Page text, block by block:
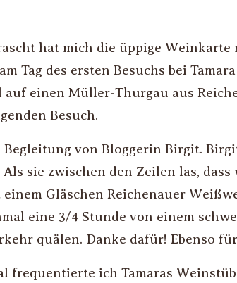
hat mich die üppige Weinkarte
Tag des ersten Besuchs bei
auf einen Müller-Thurgau aus
Besuch.
Begleitung von Bloggerin Birgit.
Als sie zwischen den Zeilen las,
Gläschen Reichenauer
eine 3/4 Stunde von einem
quälen. Danke dafür! Ebenso
frequentierte ich Tamaras